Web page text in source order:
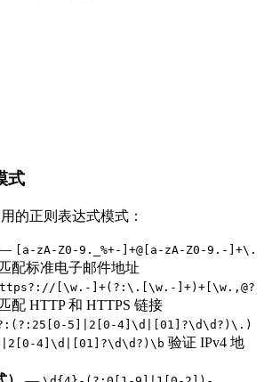
式
的正则表达式模式：
[a-zA-Z0-9._%+-]+@[a-zA-Z0-9.-]+\.
匹配标准电子邮件地址
[\w.-]+(?:\.[\w.-]+)+[\w.,@?
匹配 HTTP 和 HTTPS 链接
5]|2[0-4]\d|[01]?\d\d?)\.)
4]\d|[01]?\d\d?)\b 验证 IPv4 地